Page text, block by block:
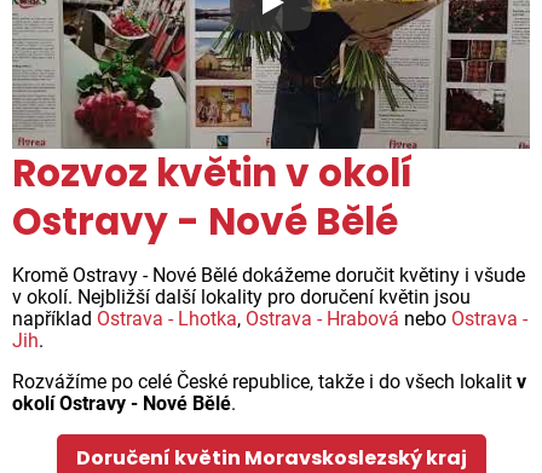
Proč jsou květiny z Florea
Rozvoz květin v okolí
Ostravy - Nové Bělé
Kromě Ostravy - Nové Bělé dokážeme doručit květiny i všude
v okolí. Nejbližší další lokality pro doručení květin jsou
například Ostrava - Lhotka, Ostrava - Hrabová nebo Ostrava -
Jih.
Rozvážíme po celé České republice, takže i do všech lokalit v
okolí Ostravy - Nové Bělé.
Doručení květin Moravskoslezský kraj